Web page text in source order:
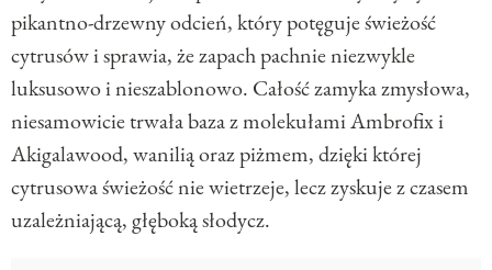
pikantno-drzewny odcień, który potęguje świeżość
cytrusów i sprawia, że zapach pachnie niezwykle
luksusowo i nieszablonowo. Całość zamyka zmysłowa,
niesamowicie trwała baza z molekułami Ambrofix i
Akigalawood, wanilią oraz piżmem, dzięki której
cytrusowa świeżość nie wietrzeje, lecz zyskuje z czasem
uzależniającą, głęboką słodycz.